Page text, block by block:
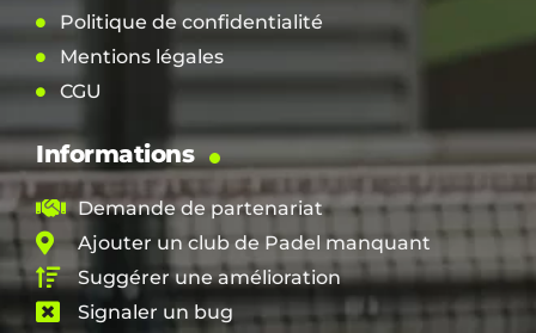
Politique de confidentialité
Mentions légales
CGU
Informations
Demande de partenariat
Ajouter un club de Padel manquant
Suggérer une amélioration
Signaler un bug